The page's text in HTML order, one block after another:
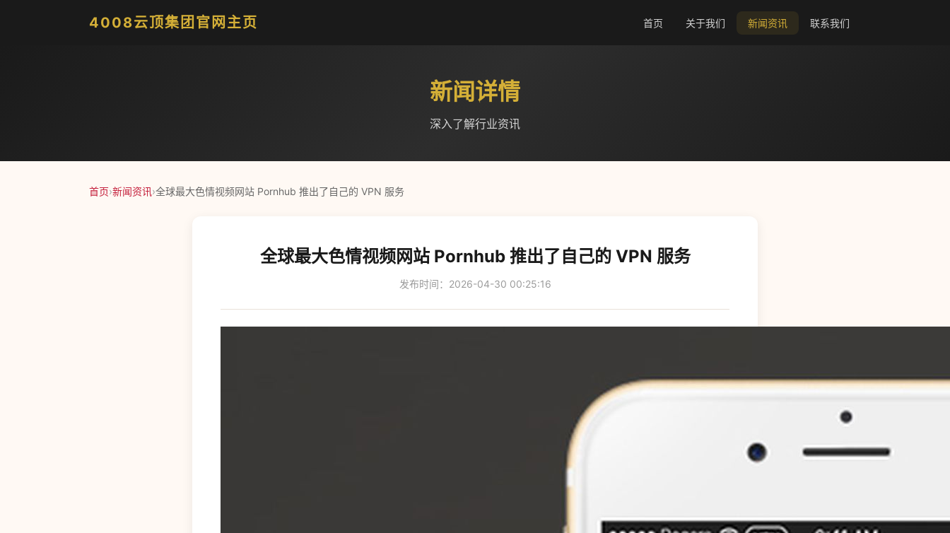
4008云顶集团官网主页 首页 关于我们 新闻资讯 联系我们
新闻详情
深入了解行业资讯
首页›新闻资讯›全球最大色情视频网站 Pornhub 推出了自己的 VPN 服务
全球最大色情视频网站 Pornhub 推出了自己的 VPN 服务
发布时间：2026-04-30 00:25:16